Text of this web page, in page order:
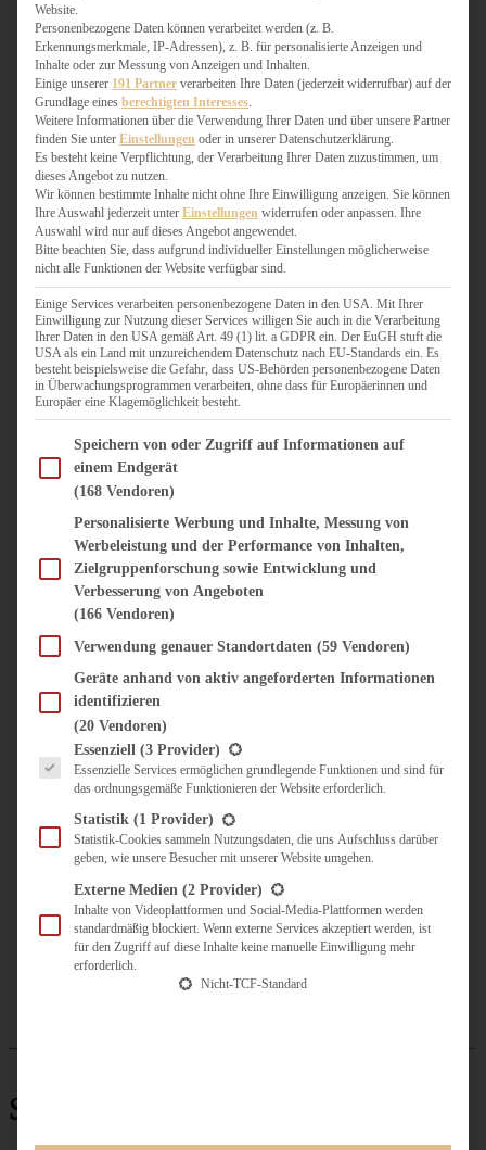
TÖRTCHEN
VEGAN SÜSS
WEIHNACHTSBÄCKEREI
HERZHAFT
BURGER & SANDWICHES
FIX AUF DEM TISCH
FLEISCH & FISCH
GRILLEN / BARBECUE
HERZHAFTES BACKEN
ONE-POT-GERICHTE
PASTA & NUDELGERICHTE
PIZZA, TARTES & QUICHES
REIS & RISOTTO
SALATE & SNACKS
SUPPENKASPEREIEN
VORSPEISEN
SÜSS & HERZHAFT
BROTAUFSTRICH
DIPS, SAUCEN, CHUTNEYS
KÜCHENGESCHENKE
UNTERWEGS
KULINARISCH UNTERWEGS
ÜBER MICH
ZUSAMMENARBEIT
Spitzbuben
Website.
Personenbezogene Daten können verarbeitet werden (z. B.
Erkennungsmerkmale, IP-Adressen), z. B. für personalisierte Anzeigen und
Inhalte oder zur Messung von Anzeigen und Inhalten.
Einige unserer 191 Partner verarbeiten Ihre Daten (jederzeit widerrufbar) auf der
Grundlage eines berechtigten Interesses
Weitere Informationen über die Verwendung Ihrer Daten und über unsere Partner
finden Sie unter Einstellungen oder in unserer Datenschutzerklärung.
Es besteht keine Verpflichtung, der Verarbeitung Ihrer Daten zuzustimmen, um
dieses Angebot zu nutzen.
Wir können bestimmte Inhalte nicht ohne Ihre Einwilligung anzeigen. Sie können
Ihre Auswahl jederzeit unter Einstellungen widerrufen oder anpassen. Ihre
Auswahl wird nur auf dieses Angebot angewendet.
Bitte beachten Sie, dass aufgrund individueller Einstellungen möglicherweise
nicht alle Funktionen der Website verfügbar sind.
Einige Services verarbeiten personenbezogene Daten in den USA. Mit Ihrer
Einwilligung zur Nutzung dieser Services willigen Sie auch in die Verarbeitung
Ihrer Daten in den USA gemäß Art. 49 (1) lit. a GDPR ein. Der EuGH stuft die
USA als ein Land mit unzureichendem Datenschutz nach EU-Standards ein. Es
besteht beispielsweise die Gefahr, dass US-Behörden personenbezogene Daten
in Überwachungsprogrammen verarbeiten, ohne dass für Europäerinnen und
Europäer eine Klagemöglichkeit besteht.
Im Folgenden finden Sie eine Liste der Zwecke des IAB Transparency and Consent
Speichern von oder Zugriff auf Informationen auf
einem Endgerät
(168 Vendoren)
Personalisierte Werbung und Inhalte, Messung von
Werbeleistung und der Performance von Inhalten,
Zielgruppenforschung sowie Entwicklung und
Verbesserung von Angeboten
(166 Vendoren)
Verwendung genauer Standortdaten (59 Vendoren)
Geräte anhand von aktiv angeforderten Informationen
identifizieren
(20 Vendoren)
Es folgt eine Liste der Service-Gruppen, für die eine Einwilligung erteilt werden
Essenziell (3 Provider)
Essenzielle Services ermöglichen grundlegende Funktionen und sind für
das ordnungsgemäße Funktionieren der Website erforderlich.
Statistik (1 Provider)
Statistik-Cookies sammeln Nutzungsdaten, die uns Aufschluss darüber
geben, wie unsere Besucher mit unserer Website umgehen.
Externe Medien (2 Provider)
Inhalte von Videoplattformen und Social-Media-Plattformen werden
standardmäßig blockiert. Wenn externe Services akzeptiert werden, ist
für den Zugriff auf diese Inhalte keine manuelle Einwilligung mehr
erforderlich.
Nicht-TCF-Standard